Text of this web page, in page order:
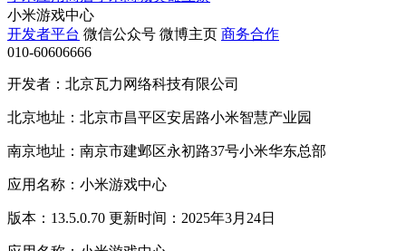
小米游戏中心
开发者平台 微信公众号 微博主页 商务合作
010-60606666
开发者：北京瓦力网络科技有限公司
北京地址：北京市昌平区安居路小米智慧产业园
南京地址：南京市建邺区永初路37号小米华东总部
应用名称：小米游戏中心
版本：13.5.0.70 更新时间：2025年3月24日